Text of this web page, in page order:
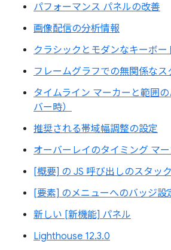
パフォーマンス パネルの改善
画像配信の分析情報
クラシックとモダンなキーボー
フレームグラフでの無関係な
タイムライン マーカーと範囲
バー時）
推奨される帯域幅調整の設定
オーバーレイのタイミング マ
[概要] の JS 呼び出しのスタッ
[要素] のメニューへのバッジ設
新しい [新機能] パネル
Lighthouse 12.3.0